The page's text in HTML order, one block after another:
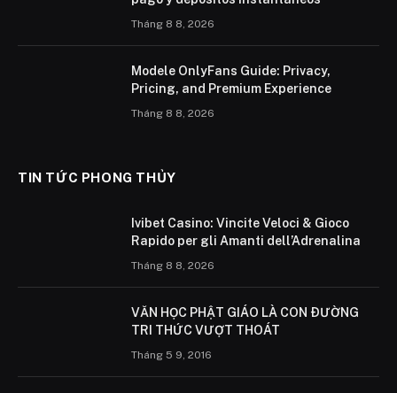
Tháng 8 8, 2026
Modele OnlyFans Guide: Privacy,
Pricing, and Premium Experience
Tháng 8 8, 2026
TIN TỨC PHONG THỦY
Ivibet Casino: Vincite Veloci & Gioco
Rapido per gli Amanti dell’Adrenalina
Tháng 8 8, 2026
VĂN HỌC PHẬT GIÁO LÀ CON ÐƯỜNG
TRI THỨC VƯỢT THOÁT
Tháng 5 9, 2016